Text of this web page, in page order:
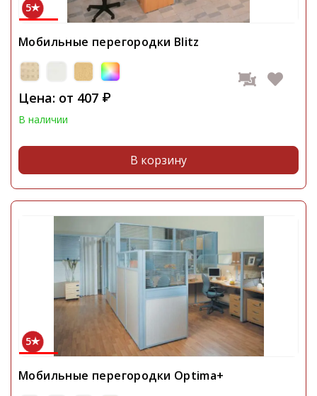
5
Мобильные перегородки Blitz
Цена: от 407 ₽
В наличии
В корзину
5
Мобильные перегородки Optima+